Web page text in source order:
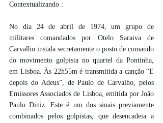
Contextualizando :
No dia 24 de abril de 1974, um grupo de
militares comandados por Otelo Saraiva de
Carvalho instala secretamente o posto de comando
do movimento golpista no quartel da Pontinha,
em Lisboa. Às 22h55m é transmitida a canção “E
depois do Adeus”, de Paulo de Carvalho, pelos
Emissores Associados de Lisboa, emitida por João
Paulo Diniz. Este é um dos sinais previamente
combinados pelos golpistas, que desencadeia a